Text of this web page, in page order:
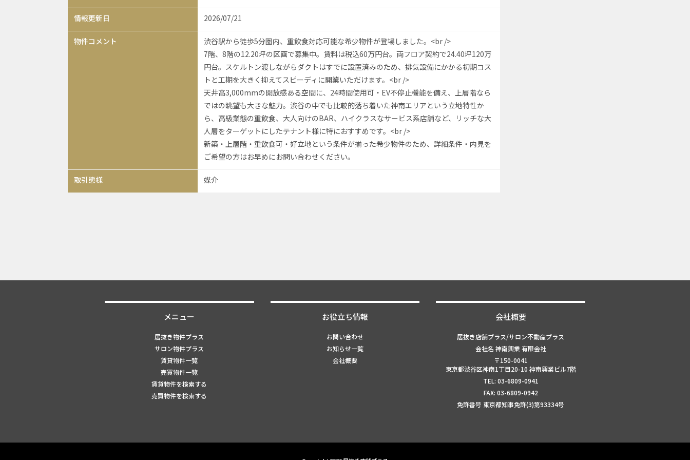
情報更新日 2026/07/21
物件コメント
渋谷駅から徒歩5分圏内、重飲食対応可能な希少物件が登場しました。<br />
7階、8階の12.20坪の区画で募集中。賃料は税込60万円台。両フロア契約で24.40坪120万
円台。スケルトン渡しながらダクトはすでに設置済みのため、排気設備にかかる初期コス
トと工期を大きく抑えてスピーディに開業いただけます。<br />
天井高3,000mmの開放感ある空間に、24時間使用可・EV不停止機能を備え、上層階なら
ではの眺望も大きな魅力。渋谷の中でも比較的落ち着いた神南エリアという立地特性か
ら、高級業態の重飲食、大人向けのBAR、ハイクラスなサービス系店舗など、リッチな大
人層をターゲットにしたテナント様に特におすすめです。<br />
新築・上層階・重飲食可・好立地という条件が揃った希少物件のため、詳細条件・内見を
ご希望の方はお早めにお問い合わせください。
取引態様 媒介
メニュー
居抜き物件プラス
サロン物件プラス
賃貸物件一覧
売買物件一覧
賃貸物件を検索する
売買物件を検索する
お役立ち情報
お問い合わせ
お知らせ一覧
会社概要
会社概要
居抜き店舗プラス/サロン不動産プラス
会社名 神南興業 有限会社
〒150-0041
東京都渋谷区神南1丁目20-10 神南興業ビル7階
TEL: 03-6809-0941
FAX: 03-6809-0942
免許番号 東京都知事免許(3)第93334号